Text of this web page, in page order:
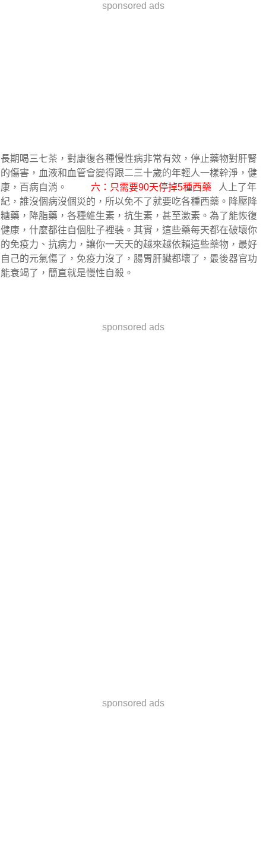
sponsored ads
長期喝三七茶，對康復各種慢性病非常有效，停止藥物對肝腎
的傷害，血液和血管會變得跟二三十歲的年輕人一樣幹淨，健
康，百病自消。 六：只需要90天停掉5種西藥 人上了年
紀，誰沒個病沒個災的，所以免不了就要吃各種西藥。降壓降
糖藥，降脂藥，各種維生素，抗生素，甚至激素。為了能恢復
健康，什麼都往自個肚子裡裝。其實，這些藥每天都在破壞你
的免疫力、抗病力，讓你一天天的越來越依賴這些藥物，最好
自己的元氣傷了，免疫力沒了，腸胃肝臟都壞了，最後器官功
能衰竭了，簡直就是慢性自殺。
sponsored ads
sponsored ads